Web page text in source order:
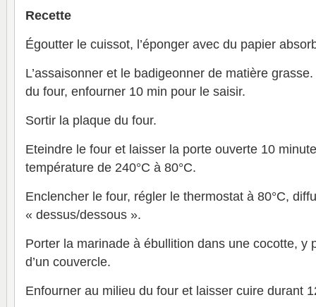
Recette
Égoutter le cuissot, l’éponger avec du papier
L’assaisonner et le badigeonner de matière
du four, enfourner 10 min pour le saisir.
Sortir la plaque du four.
Eteindre le four et laisser la porte ouverte 10
température de 240°C à 80°C.
Enclencher le four, régler le thermostat à 80°C,
« dessus/dessous ».
Porter la marinade à ébullition dans une cocotte, y
d’un couvercle.
Enfourner au milieu du four et laisser cuire durant